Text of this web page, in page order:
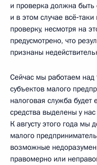
и проверка должна
и в этом случае
проверку, несмотря на
предусмотрено, что
признаны
Сейчас мы работаем над
субъектов малого
налоговая служба будет
средства выделены у
К августу этого года мы
малого
возможные
правомерно или